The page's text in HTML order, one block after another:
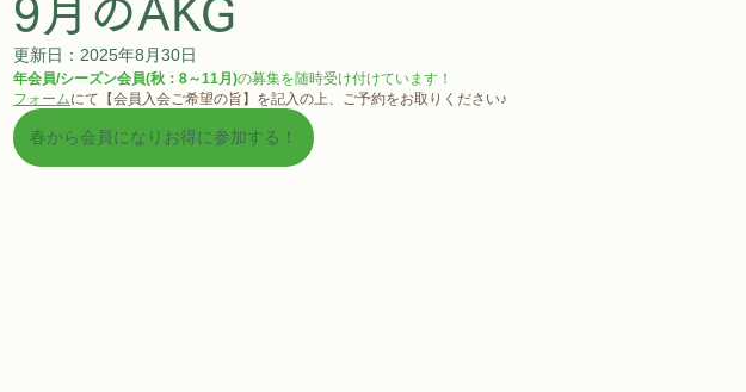
9月のAKG
更新日： 2025年8月30日
年会員/シーズン会員(秋：8～11月)の募集を随時受け付けています！
フォームにて【会員入会ご希望の旨】を記入の上、ご予約をお取りください♪
春から会員になりお得に参加する！